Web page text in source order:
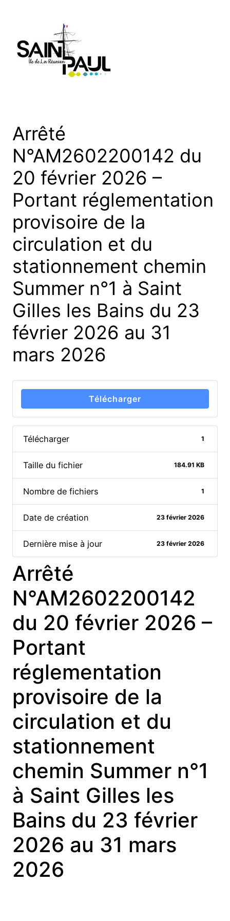
Arrêté
N°AM2602200142 du
20 février 2026 –
Portant réglementation
provisoire de la
circulation et du
stationnement chemin
Summer n°1 à Saint
Gilles les Bains du 23
février 2026 au 31
mars 2026
Télécharger
Télécharger 1
Taille du fichier 184.91 KB
Nombre de fichiers 1
Date de création 23 février 2026
Dernière mise à jour 23 février 2026
Arrêté
N°AM2602200142
du 20 février 2026 –
Portant
réglementation
provisoire de la
circulation et du
stationnement
chemin Summer n°1
à Saint Gilles les
Bains du 23 février
2026 au 31 mars
2026